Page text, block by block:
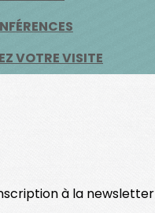
VOTRE VISITE
à la newsletter